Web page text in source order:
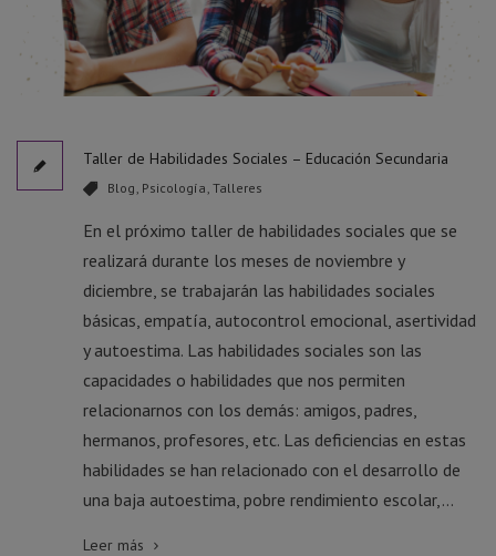
Taller de Habilidades Sociales – Educación Secundaria
Blog Psicología Talleres
En el próximo taller de habilidades sociales que se
realizará durante los meses de noviembre y
diciembre, se trabajarán las habilidades sociales
básicas, empatía, autocontrol emocional, asertividad
y autoestima. Las habilidades sociales son las
capacidades o habilidades que nos permiten
relacionarnos con los demás: amigos, padres,
hermanos, profesores, etc. Las deficiencias en estas
habilidades se han relacionado con el desarrollo de
una baja autoestima, pobre rendimiento escolar,...
Leer más